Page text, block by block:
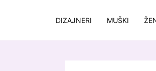
DIZAJNERI MUŠKI